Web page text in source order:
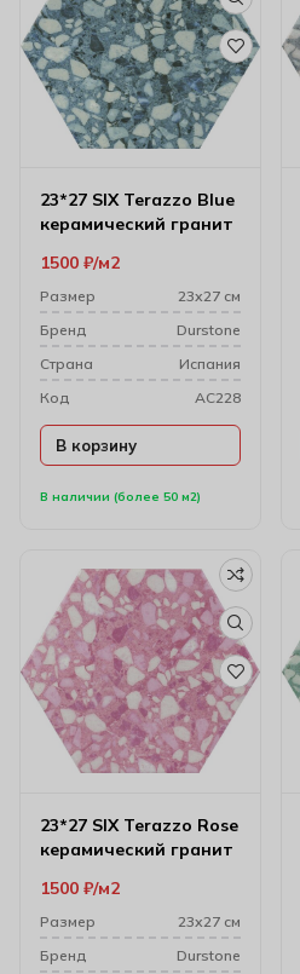
23*27 SIX Terazzo Blue
керамический гранит
В наличии (более 50 м2)
1500 ₽ м2
Размер
23х27 см
Бренд
Durstone
Cтрана
Испания
Код
AC228
В корзину
23*27 SIX Terazzo Rose
керамический гранит
1500 ₽ м2
Размер
23х27 см
Бренд
Durstone